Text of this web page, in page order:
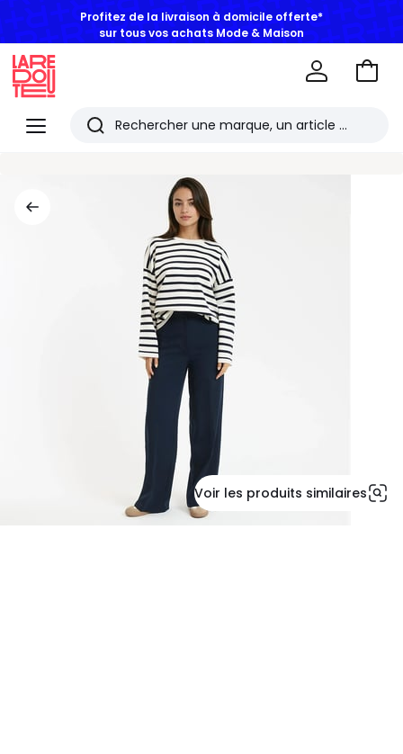
sur tous vos achats Mode & Maison
Menu
Redoute
Rechercher
consultés
Aller
Voir les produits similaires